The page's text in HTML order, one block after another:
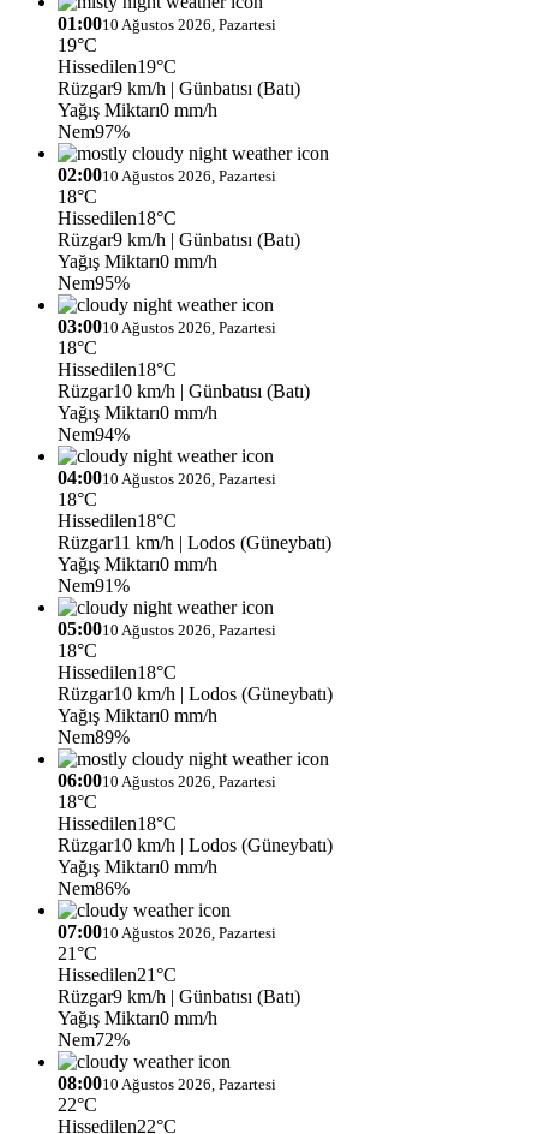
01:0010 Ağustos 2026, Pazartesi
19°C
Hissedilen19°C
Rüzgar9 km/h | Günbatısı (Batı)
Yağış Miktarı0 mm/h
Nem97%
02:0010 Ağustos 2026, Pazartesi
18°C
Hissedilen18°C
Rüzgar9 km/h | Günbatısı (Batı)
Yağış Miktarı0 mm/h
Nem95%
03:0010 Ağustos 2026, Pazartesi
18°C
Hissedilen18°C
Rüzgar10 km/h | Günbatısı (Batı)
Yağış Miktarı0 mm/h
Nem94%
04:0010 Ağustos 2026, Pazartesi
18°C
Hissedilen18°C
Rüzgar11 km/h | Lodos (Güneybatı)
Yağış Miktarı0 mm/h
Nem91%
05:0010 Ağustos 2026, Pazartesi
18°C
Hissedilen18°C
Rüzgar10 km/h | Lodos (Güneybatı)
Yağış Miktarı0 mm/h
Nem89%
06:0010 Ağustos 2026, Pazartesi
18°C
Hissedilen18°C
Rüzgar10 km/h | Lodos (Güneybatı)
Yağış Miktarı0 mm/h
Nem86%
07:0010 Ağustos 2026, Pazartesi
21°C
Hissedilen21°C
Rüzgar9 km/h | Günbatısı (Batı)
Yağış Miktarı0 mm/h
Nem72%
08:0010 Ağustos 2026, Pazartesi
22°C
Hissedilen22°C